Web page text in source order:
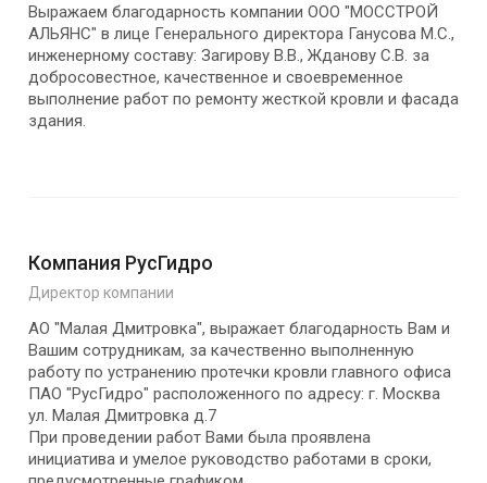
Выражаем благодарность компании ООО "МОССТРОЙ
АЛЬЯНС" в лице Генерального директора Ганусова М.С.,
инженерному составу: Загирову В.В., Жданову С.В. за
добросовестное, качественное и своевременное
выполнение работ по ремонту жесткой кровли и фасада
здания.
Компания РусГидро
Директор компании
АО "Малая Дмитровка", выражает благодарность Вам и
Вашим сотрудникам, за качественно выполненную
работу по устранению протечки кровли главного офиса
ПАО "РусГидро" расположенного по адресу: г. Москва
ул. Малая Дмитровка д.7
При проведении работ Вами была проявлена
инициатива и умелое руководство работами в сроки,